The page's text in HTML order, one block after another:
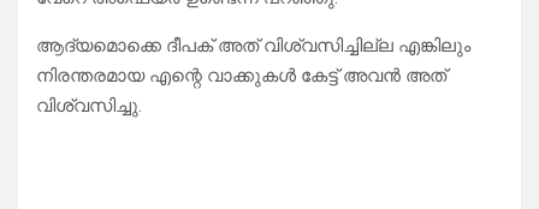
ആദ്യമൊക്കെ ദീപക് അത് വിശ്വസിച്ചില്ല എങ്കിലും
നിരന്തരമായ എന്റെ വാക്കുകൾ കേട്ട് അവൻ അത്
വിശ്വസിച്ചു.